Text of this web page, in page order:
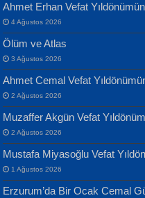
ATİLLA ÖZEN
Sultan Olmadan Önce
Banu Sancak
Defterimden İçeri...
Ahmet Erhan Vefat
4 Ağustos 2026
Ölüm ve Atlas
3 Ağustos 2026
Ahmet Cemal Vefat
2 Ağustos 2026
Muzaffer Akgün Vefat
2 Ağustos 2026
Mustafa Miyasoğlu Vefat
1 Ağustos 2026
Erzurum’da Bir Ocak Cemal